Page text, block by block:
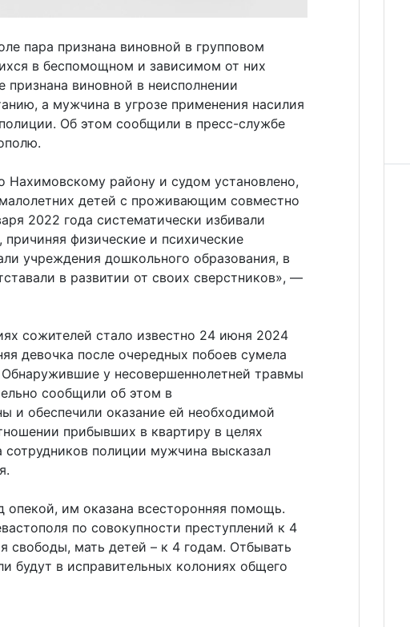
пара признана виновной в групповом
в беспомощном и зависимом от них
виновной в неисполнении
а мужчина в угрозе применения насилия
Об этом сообщили в пресс-службе
Нахимовскому району и судом установлено,
детей с проживающим совместно
2022 года систематически избивали
физические и психические
учреждения дошкольного образования, в
в развитии от своих сверстников», —
сожителей стало известно 24 июня 2024
девочка после очередных побоев сумела
у несовершеннолетней травмы
сообщили об этом в
и обеспечили оказание ей необходимой
прибывших в квартиру в целях
сотрудников полиции мужчина высказал
опекой, им оказана всесторонняя помощь.
по совокупности преступлений к 4
свободы, мать детей – к 4 годам. Отбывать
будут в исправительных колониях общего